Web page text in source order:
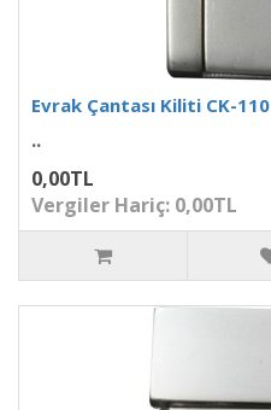
Evrak Çantası Kiliti CK-110
..
0,00TL
Vergiler Hariç: 0,00TL